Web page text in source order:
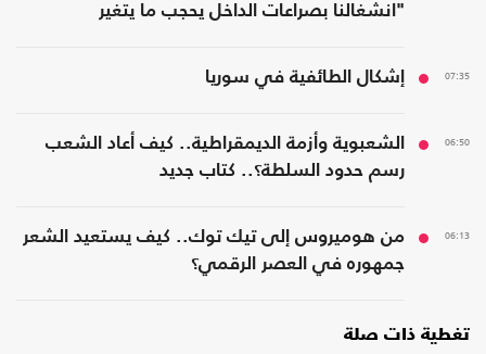
"انشغالنا بصراعات الداخل يحجب ما يتغير
07:35 إشكال الطائفية في سوريا
06:50
الشعبوية وأزمة الديمقراطية.. كيف أعاد الشعب
رسم حدود السلطة؟.. كتاب جديد
06:13
من هوميروس إلى تيك توك.. كيف يستعيد الشعر
جمهوره في العصر الرقمي؟
تغطية ذات صلة